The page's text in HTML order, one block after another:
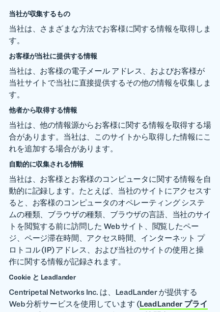
当社が収集するもの
当社は、さまざまな方法でお客様に関する情報を取得しま
す。
お客様が当社に提供する情報
当社は、お客様の電子メール アドレス、およびお客様が
当社サイトで当社に直接提供するその他の情報を収集しま
す。
他者から取得する情報
当社は、他の情報源からお客様に関する情報を取得する場
合があります。当社は、このサイトから取得した情報にこ
れを追加する場合があります。
自動的に収集される情報
当社は、お客様とお客様のコンピュータに関する情報を自
動的に記録します。たとえば、当社のサイトにアクセスす
ると、お客様のコンピュータのオペレーティング システ
ムの種類、ブラウザの種類、ブラウザの言語、当社のサイ
トを閲覧する前に訪問した Web サイト、閲覧したペー
ジ、ページ滞在時間、アクセス時間、インターネット プ
ロトコル (IP) アドレス、および当社のサイトの使用と操
作に関する情報が記録されます。
Cookie と Leadlander
Centripetal Networks Inc. は、LeadLander が提供する
Web 分析サービスを使用しています (LeadLander プライ